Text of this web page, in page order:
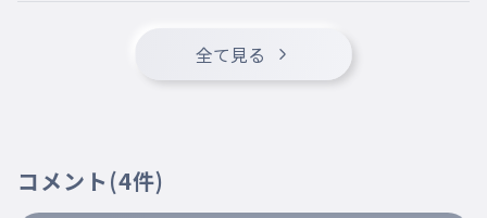
全て見る
コメント (4件)